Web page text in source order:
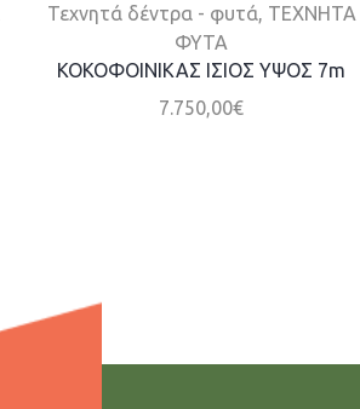
Τεχνητά δέντρα - φυτά, ΤΕΧΝΗΤΑ
ΦΥΤΑ
ΚΟΚΟΦΟΙΝΙΚΑΣ ΙΣΙΟΣ ΥΨΟΣ 7m
7.750,00€